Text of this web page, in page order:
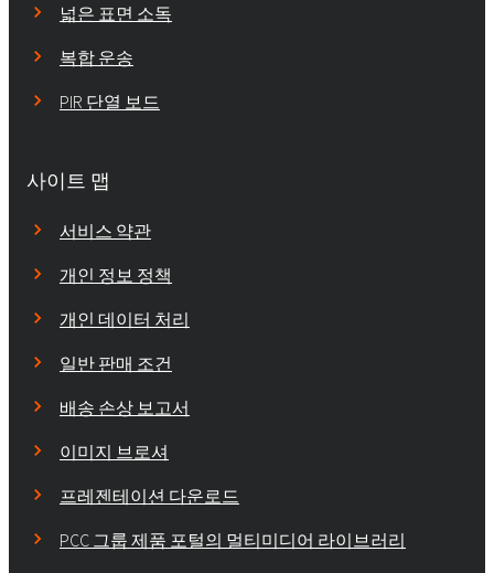
넓은 표면 소독
복합 운송
PIR 단열 보드
사이트 맵
서비스 약관
개인 정보 정책
개인 데이터 처리
일반 판매 조건
배송 손상 보고서
이미지 브로셔
프레젠테이션 다운로드
PCC 그룹 제품 포털의 멀티미디어 라이브러리